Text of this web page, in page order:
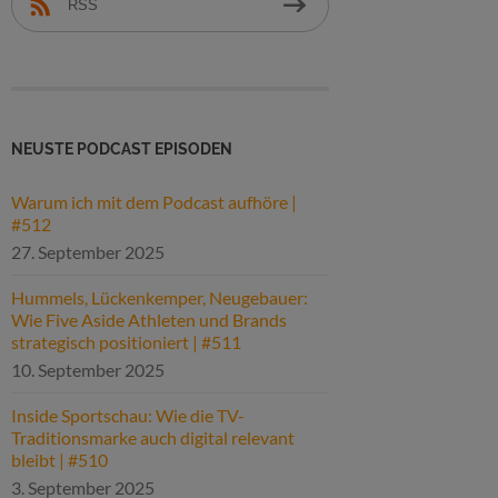
RSS
NEUSTE PODCAST EPISODEN
Warum ich mit dem Podcast aufhöre |
#512
27. September 2025
Hummels, Lückenkemper, Neugebauer:
Wie Five Aside Athleten und Brands
strategisch positioniert | #511
10. September 2025
Inside Sportschau: Wie die TV-
Traditionsmarke auch digital relevant
bleibt | #510
3. September 2025